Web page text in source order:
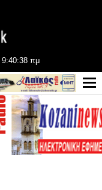
9:40:38 πμ